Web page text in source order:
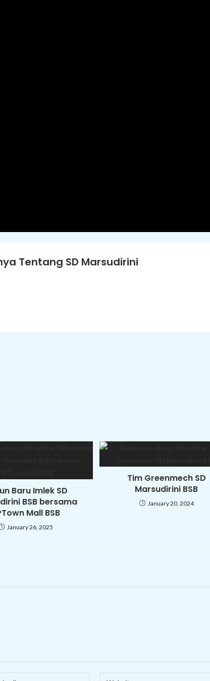
Tentang SD Marsudirini
Baru Imlek SD
BSB bersama
Mall BSB
January 26, 2025
Tim Greenmech SD
Marsudirini BSB
January 20, 2024